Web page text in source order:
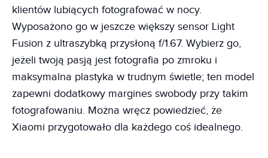
klientów lubiących fotografować w nocy.
Wyposażono go w jeszcze większy sensor Light
Fusion z ultraszybką przysłoną f/1.67. Wybierz go,
jeżeli twoją pasją jest fotografia po zmroku i
maksymalna plastyka w trudnym świetle; ten model
zapewni dodatkowy margines swobody przy takim
fotografowaniu. Można wręcz powiedzieć, że
Xiaomi przygotowało dla każdego coś idealnego.